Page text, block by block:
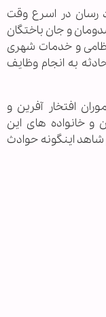
رسان در اسرع وقت
و جان باختگان
و خدمات شهری
به انجام وظایف
افتخار آفرین و
و خانواده های این
شاهد اینگونه حوادث